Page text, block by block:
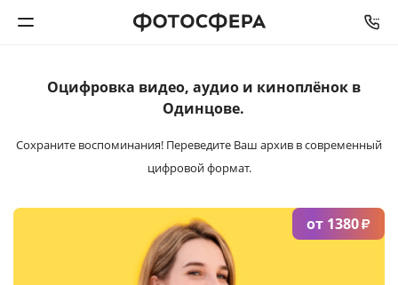
Печать фото
Фотокниги
Оцифровка видео, аудио и киноплёнокв
Одинцове.
Сохраните воспоминания! Переведите Ваш архив в современный
цифровой формат.
от 1380₽